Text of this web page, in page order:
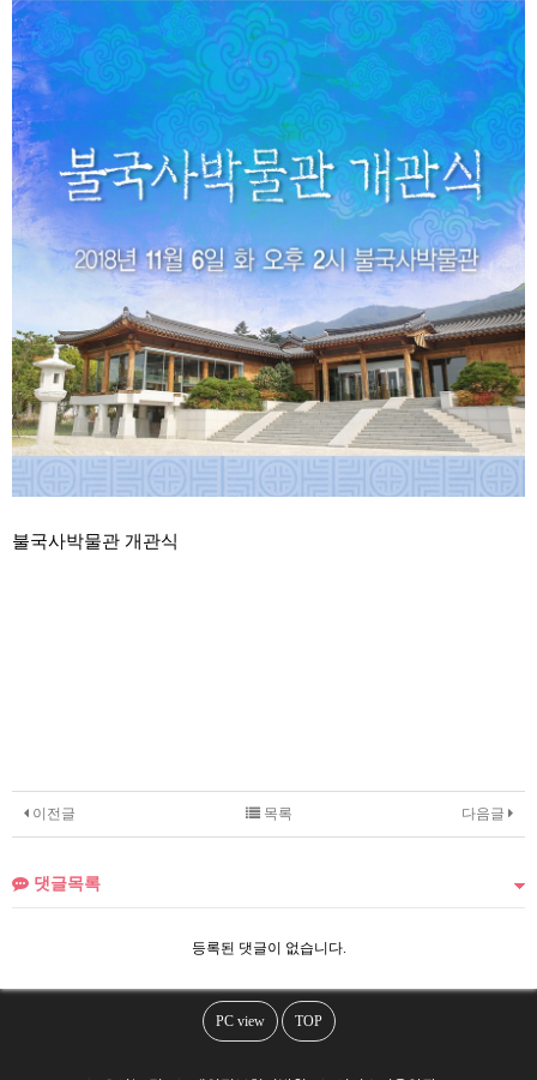
불국사박물관 개관식
이전글 다음글
목록
댓글목록
등록된 댓글이 없습니다.
PC view TOP